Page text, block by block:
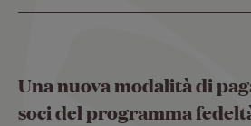
Una nuova modalità di
soci del programma